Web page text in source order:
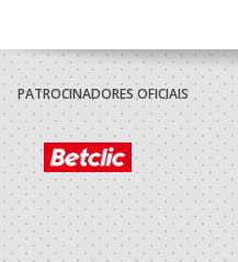
PATROCINADORES OFICIAIS